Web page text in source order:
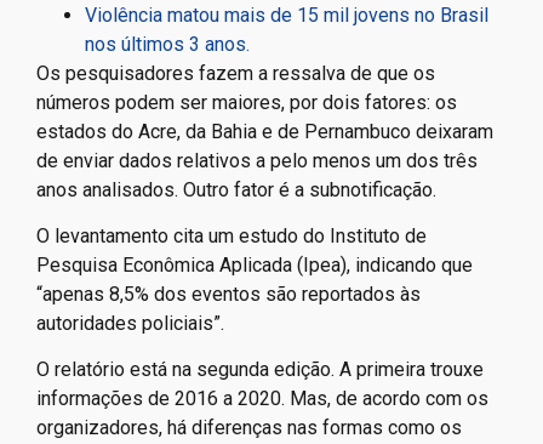
Violência matou mais de 15 mil jovens no Brasil
nos últimos 3 anos.
Os pesquisadores fazem a ressalva de que os
números podem ser maiores, por dois fatores: os
estados do Acre, da Bahia e de Pernambuco deixaram
de enviar dados relativos a pelo menos um dos três
anos analisados. Outro fator é a subnotificação.
O levantamento cita um estudo do Instituto de
Pesquisa Econômica Aplicada (Ipea), indicando que
“apenas 8,5% dos eventos são reportados às
autoridades policiais”.
O relatório está na segunda edição. A primeira trouxe
informações de 2016 a 2020. Mas, de acordo com os
organizadores, há diferenças nas formas como os